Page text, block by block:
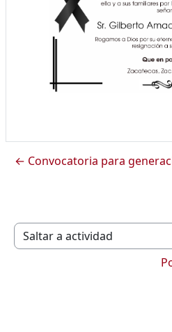
← Convocatoria para
Saltar a actividad